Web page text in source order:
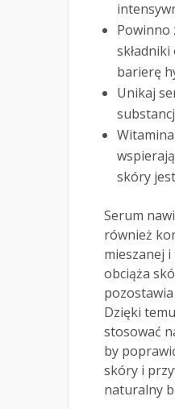
Powinno
barierę
Unikaj
skóry
Serum
również
mieszanej i
obciąża
Dzięki
stosować
by
skóry i
naturalny